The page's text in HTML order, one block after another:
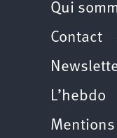
Qui
Contact
L’hebdo